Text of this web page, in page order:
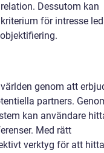
Dessutom kan
för intresse
genom att
partners.
kan användare
Med rätt
verktyg för att hitta